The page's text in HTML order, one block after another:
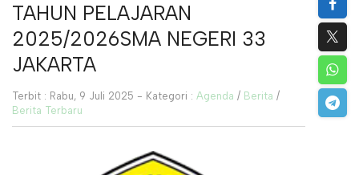
TAHUN PELAJARAN
2025/2026SMA NEGERI 33
JAKARTA
Terbit : Rabu, 9 Juli 2025 - Kategori : Agenda / Berita /
Berita Terbaru